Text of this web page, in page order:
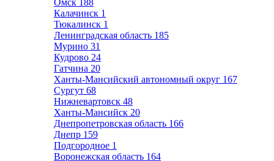
Омск 188
Калачинск 1
Тюкалинск 1
Ленинградская область 185
Мурино 31
Кудрово 24
Гатчина 20
Ханты-Мансийский автономный округ 167
Сургут 68
Нижневартовск 48
Ханты-Мансийск 20
Днепропетровская область 166
Днепр 159
Подгородное 1
Воронежская область 164